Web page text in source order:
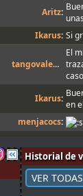
Aritz:
Ikarus: Si
tangovalens
El
Ikarus:
en
menjacocs:
johneysvk:
camtawn:
mitsumeku
Historial de
VER